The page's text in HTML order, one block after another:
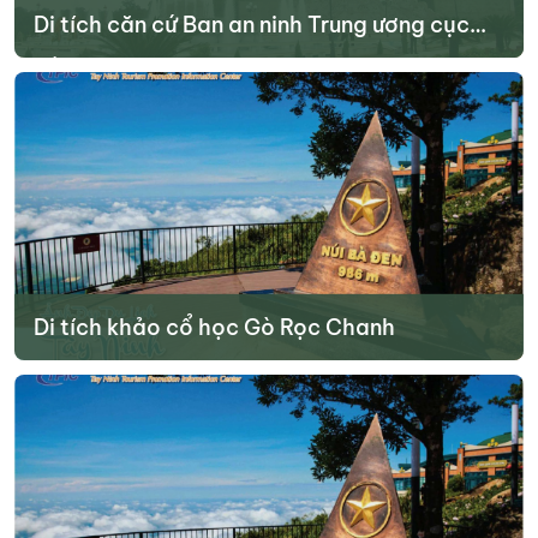
Di tích căn cứ Ban an ninh Trung ương cục
Miền Nam
khoảng 60km, chính vì vậy đây cũng có thể xem là điểm du lịch
Tây Ninh lý tưởng mà bạn có thể lựa chọn cho chuyến đi của mình.
Đây là cơ quan đầu não của cách mạng miền Nam trong hai cuộc
kháng chiến chống Pháp và chống Mỹ.
Tìm hiểu thêm
Di tích khảo cổ học Gò Rọc Chanh